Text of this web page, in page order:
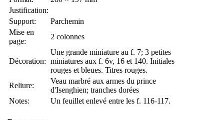
Justification:
Support:
Parchemin
Mise en
page:
2 colonnes
Décoration:
Une grande miniature au f. 7; 3 petites
miniatures aux f. 6v, 16 et 140. Initiales
rouges et bleues. Titres rouges.
Reliure:
Veau marbré aux armes du prince
d'Isenghien; tranches dorées
Notes:
Un feuillet enlevé entre les f. 116-117.